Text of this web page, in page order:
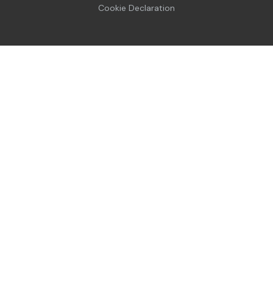
Cookie Declaration